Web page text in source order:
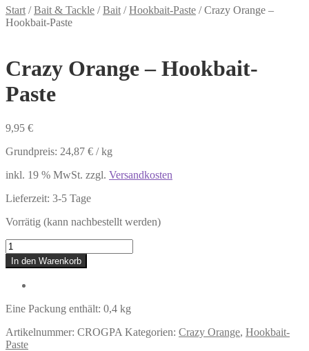
Start /Bait & Tackle /Bait /Hookbait-Paste /Crazy Orange –
Hookbait-Paste
Crazy Orange – Hookbait-
Paste
9,95 €
Grundpreis: 24,87 € /kg
inkl. 19 % MwSt. zzgl. Versandkosten
Lieferzeit: 3-5 Tage
Vorrätig (kann nachbestellt werden)
Crazy
Orange
–
Hookbait-
Menge
In den Warenkorb
Eine Packung enthält: 0,4 kg
Artikelnummer: CROGPA Kategorien: Crazy Orange, Hookbait-
Paste